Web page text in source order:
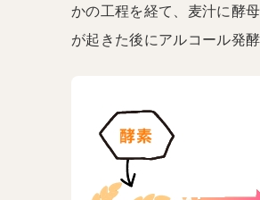
かの工程を経て、麦汁に酵
が起きた後にアルコール発